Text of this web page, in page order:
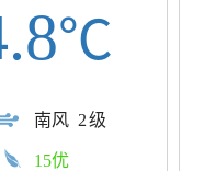
南风 2级
℃
15优